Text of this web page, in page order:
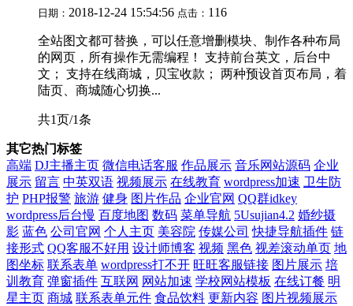
日期： 2018-12-24 15:54:56 点击： 116
全站图文都可替换，可以任意增删模块、制作各种布局
的网页，所有操作无需编程！ 支持前台英文，后台中
文； 支持在线商城，贝宝收款； 两种预设首页布局，着
陆页、商城随心切换...
共1页/1条
其它热门标签
高端 DJ主播主页 微信电话客服 作品展示 音乐网站源码 企业
展示 留言 中英双语 视频展示 在线教育 wordpress加速 卫生防
护 PHP报警 旅游 健身 图片作品 企业官网 QQ群idkey
wordpress后台慢 百度地图 数码 菜单导航 5Usujian4.2 婚纱摄
影 蓝色 公司官网 个人主页 美容院 传媒公司 快捷导航插件 链
接形式 QQ客服不好用 设计师博客 视频 黑色 视差滚动单页 地
图坐标 联系表单 wordpress打不开 旺旺客服链接 图片展示 培
训教育 弹窗插件 互联网 网站加速 学校网站模板 在线订餐 明
星主页 商城 联系表单元件 食品饮料 更新内容 图片视频展示